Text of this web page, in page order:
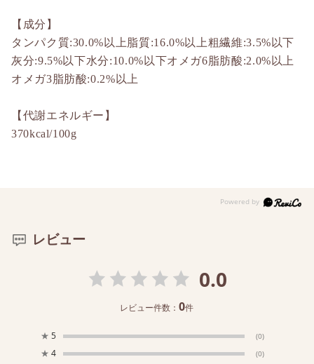
【成分】
タンパク質:30.0%以上脂質:16.0%以上粗繊維:3.5%以下
灰分:9.5%以下水分:10.0%以下オメガ6脂肪酸:2.0%以上
オメガ3脂肪酸:0.2%以上
【代謝エネルギー】
370kcal/100g
レビュー
0.0
レビュー件数：0件
★ 5 (0)
★ 4 (0)